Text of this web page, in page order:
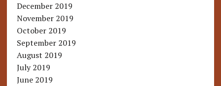
December 2019
November 2019
October 2019
September 2019
August 2019
July 2019
June 2019